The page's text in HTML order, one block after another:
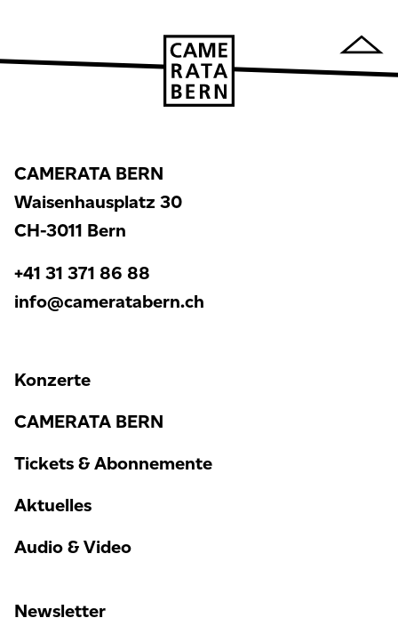
CAMERATA BERN
Waisenhausplatz 30
CH-3011 Bern
+41 31 371 86 88
info@cameratabern.ch
Konzerte
CAMERATA BERN
Tickets & Abonnemente
Aktuelles
Audio & Video
Newsletter